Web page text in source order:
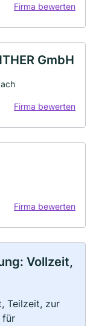
Firma bewerten
GmbH
Firma bewerten
Firma bewerten
Vollzeit,
Teilzeit, zur
für